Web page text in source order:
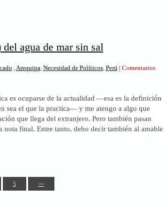
agua de mar sin sal
Arequipa Necesidad de Políticos, Perú | Comentarios
es ocuparse de la actualidad —esa es la definición
sea el que la practica— y me atengo a algo que
que llega del extranjero. Pero también pasan
nota final. Entre tanto, debo decir también al amable
5 >>